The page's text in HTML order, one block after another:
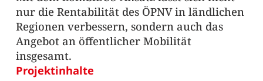
nur die Rentabilität des ÖPNV in ländlichen
Regionen verbessern, sondern auch das
Angebot an öffentlicher Mobilität
insgesamt.
Projektinhalte